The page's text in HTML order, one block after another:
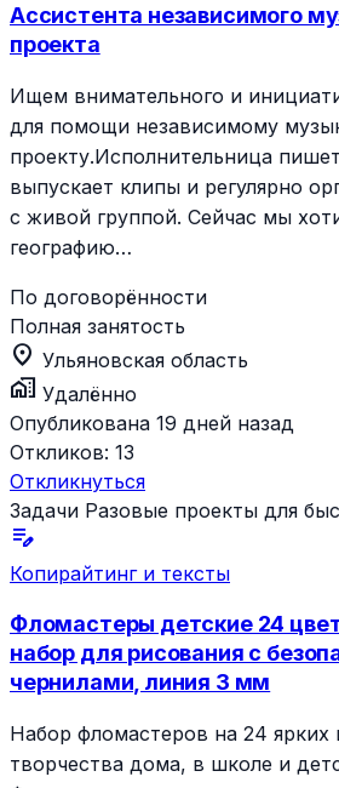
Ассистента независимого
проекта
Ищем внимательного и
для помощи независимому
проекту.Исполнительница
выпускает клипы и регулярно
с живой группой. Сейчас мы
географию…
По договорённости
Полная занятость
location_on Ульяновская область
home_work Удалённо
Опубликована 19 дней назад
Откликов: 13
Откликнуться
Задачи Разовые проекты для
edit_note
Копирайтинг и тексты
Фломастеры детские 24
набор для рисования с
чернилами, линия 3 мм
Набор фломастеров на 24 ярких
творчества дома, в школе и